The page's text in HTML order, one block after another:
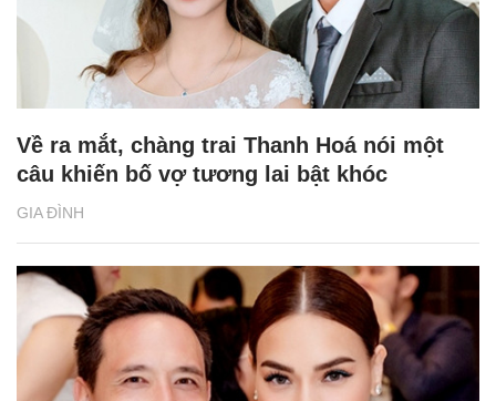
GIA ĐÌNH
Về ra mắt, chàng trai Thanh Hoá nói một
câu khiến bố vợ tương lai bật khóc